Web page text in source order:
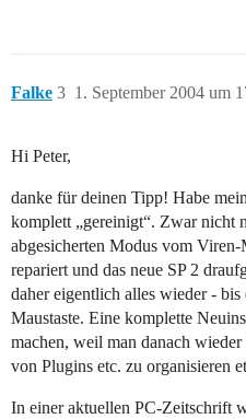
Falke 1. September 2004 um
3
Hi Peter,
danke für deinen Tipp! Habe
komplett „gereinigt“. Zwar nicht
abgesicherten Modus vom
repariert und das neue SP 2
daher eigentlich alles wieder -
Maustaste. Eine komplette
machen, weil man danach
von Plugins etc. zu organisieren
In einer aktuellen PC-Zeitschrift